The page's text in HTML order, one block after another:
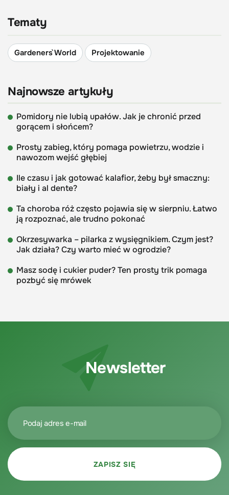
Tematy
Gardeners` World Projektowanie
Najnowsze artykuły
Pomidory nie lubią upałów. Jak je chronić przed
gorącem i słońcem?
Prosty zabieg, który pomaga powietrzu, wodzie i
nawozom wejść głębiej
Ile czasu i jak gotować kalafior, żeby był smaczny:
biały i al dente?
Ta choroba róż często pojawia się w sierpniu. Łatwo
ją rozpoznać, ale trudno pokonać
Okrzesywarka – pilarka z wysięgnikiem. Czym jest?
Jak działa? Czy warto mieć w ogrodzie?
Masz sodę i cukier puder? Ten prosty trik pomaga
pozbyć się mrówek
Newsletter